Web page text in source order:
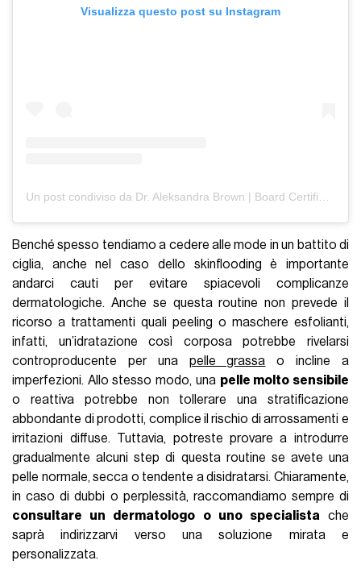
Visualizza questo post su Instagram
Un post condiviso da Dr. Aleksandra Brown | Board Certified Dermatologist (@draleksandrabrown)
Benché spesso tendiamo a cedere alle mode in un battito di
ciglia, anche nel caso dello skinflooding è importante
andarci cauti per evitare spiacevoli complicanze
dermatologiche. Anche se questa routine non prevede il
ricorso a trattamenti quali peeling o maschere esfolianti,
infatti, un’idratazione così corposa potrebbe rivelarsi
controproducente per una pelle grassa o incline a
imperfezioni. Allo stesso modo, una pelle molto sensibile
o reattiva potrebbe non tollerare una stratificazione
abbondante di prodotti, complice il rischio di arrossamenti e
irritazioni diffuse. Tuttavia, potreste provare a introdurre
gradualmente alcuni step di questa routine se avete una
pelle normale, secca o tendente a disidratarsi. Chiaramente,
in caso di dubbi o perplessità, raccomandiamo sempre di
consultare un dermatologo o uno specialistache
saprà indirizzarvi verso una soluzione mirata e
personalizzata.